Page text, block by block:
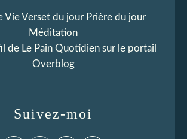
Vie Verset du jour Prière du jour
Méditation
de Le Pain Quotidiensur le portail
Overblog
Suivez-moi